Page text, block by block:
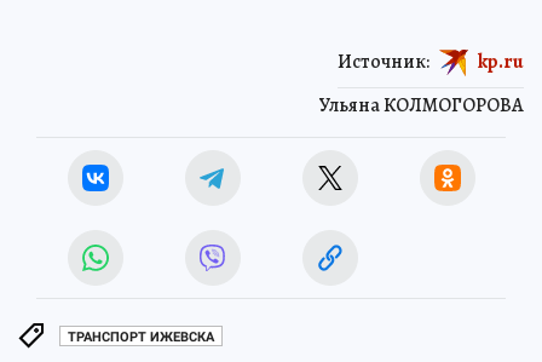
Ульяна КОЛМОГОРОВА
Источник: kp.ru
ТРАНСПОРТ ИЖЕВСКА